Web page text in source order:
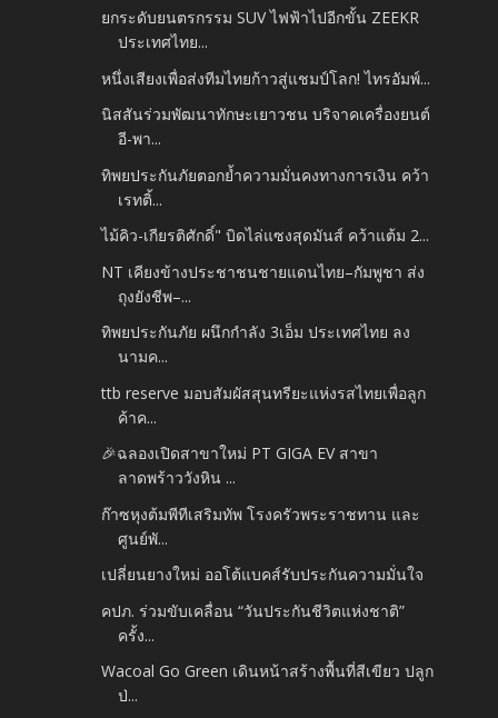
ยกระดับยนตรกรรม SUV ไฟฟ้าไปอีกขั้น ZEEKR
ประเทศไทย...
หนึ่งเสียงเพื่อส่งทีมไทยก้าวสู่แชมป์โลก! ไทรอัมพ์...
นิสสันร่วมพัฒนาทักษะเยาวชน บริจาคเครื่องยนต์
อี-พา...
ทิพยประกันภัยตอกย้ำความมั่นคงทางการเงิน คว้า
เรทติ้...
ไม้คิว-เกียรติศักดิ์" บิดไล่แซงสุดมันส์ คว้าแต้ม 2...
NT เคียงข้างประชาชนชายแดนไทย–กัมพูชา ส่ง
ถุงยังชีพ–...
ทิพยประกันภัย ผนึกกำลัง 3เอ็ม ประเทศไทย ลง
นามค...
ttb reserve มอบสัมผัสสุนทรียะแห่งรสไทยเพื่อลูก
ค้าค...
🎉ฉลองเปิดสาขาใหม่ PT GIGA EV สาขา
ลาดพร้าววังหิน ...
ก๊าซหุงต้มพีทีเสริมทัพ โรงครัวพระราชทาน และ
ศูนย์พั...
เปลี่ยนยางใหม่ ออโต้แบคส์รับประกันความมั่นใจ
คปภ. ร่วมขับเคลื่อน “วันประกันชีวิตแห่งชาติ”
ครั้ง...
Wacoal Go Green เดินหน้าสร้างพื้นที่สีเขียว ปลูก
ป่...